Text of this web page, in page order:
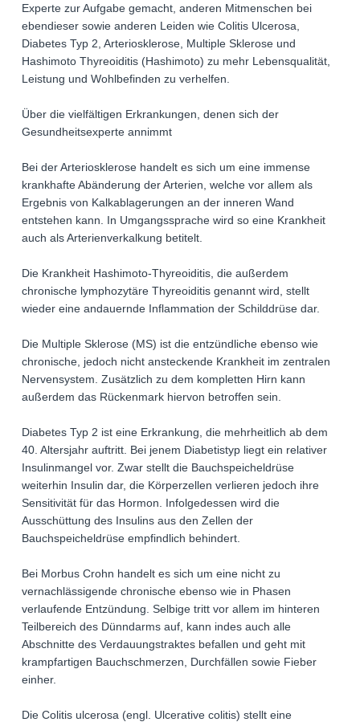
Experte zur Aufgabe gemacht, anderen Mitmenschen bei
ebendieser sowie anderen Leiden wie Colitis Ulcerosa,
Diabetes Typ 2, Arteriosklerose, Multiple Sklerose und
Hashimoto Thyreoiditis (Hashimoto) zu mehr Lebensqualität,
Leistung und Wohlbefinden zu verhelfen.
Über die vielfältigen Erkrankungen, denen sich der
Gesundheitsexperte annimmt
Bei der Arteriosklerose handelt es sich um eine immense
krankhafte Abänderung der Arterien, welche vor allem als
Ergebnis von Kalkablagerungen an der inneren Wand
entstehen kann. In Umgangssprache wird so eine Krankheit
auch als Arterienverkalkung betitelt.
Die Krankheit Hashimoto-Thyreoiditis, die außerdem
chronische lymphozytäre Thyreoiditis genannt wird, stellt
wieder eine andauernde Inflammation der Schilddrüse dar.
Die Multiple Sklerose (MS) ist die entzündliche ebenso wie
chronische, jedoch nicht ansteckende Krankheit im zentralen
Nervensystem. Zusätzlich zu dem kompletten Hirn kann
außerdem das Rückenmark hiervon betroffen sein.
Diabetes Typ 2 ist eine Erkrankung, die mehrheitlich ab dem
40. Altersjahr auftritt. Bei jenem Diabetistyp liegt ein relativer
Insulinmangel vor. Zwar stellt die Bauchspeicheldrüse
weiterhin Insulin dar, die Körperzellen verlieren jedoch ihre
Sensitivität für das Hormon. Infolgedessen wird die
Ausschüttung des Insulins aus den Zellen der
Bauchspeicheldrüse empfindlich behindert.
Bei Morbus Crohn handelt es sich um eine nicht zu
vernachlässigende chronische ebenso wie in Phasen
verlaufende Entzündung. Selbige tritt vor allem im hinteren
Teilbereich des Dünndarms auf, kann indes auch alle
Abschnitte des Verdauungstraktes befallen und geht mit
krampfartigen Bauchschmerzen, Durchfällen sowie Fieber
einher.
Die Colitis ulcerosa (engl. Ulcerative colitis) stellt eine